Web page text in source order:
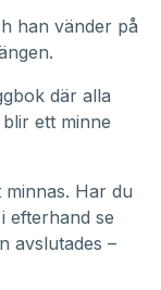
han vänder på
där alla
ett minne
Har du
efterhand se
avslutades –